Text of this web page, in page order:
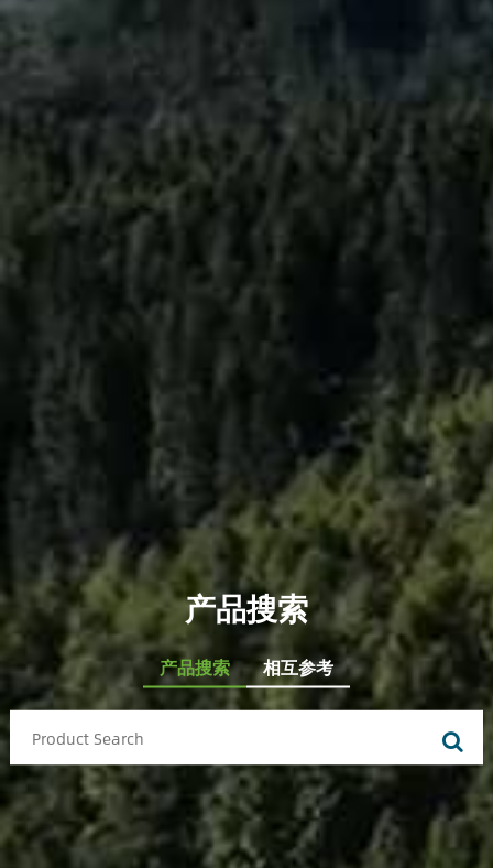
产品搜索
产品搜索 相互参考